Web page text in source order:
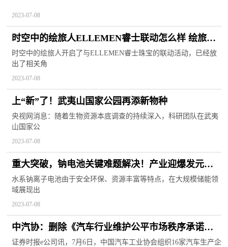
2023-07-08
时空中的绘旅人ELLEMEN睿士联动怎么样 绘旅人
ellemen联动海报一览
时空中的绘旅人开启了与ELLEMEN睿士珠宝的联动活动，已经放
出了相关角
2023-07-08
上“新”了！武夷山国家公园再添新物种
央视网消息：随着生物资源本底调查的持续深入，科研团队在武夷
山国家公
2023-07-08
重大突破，钠电池关键难题解决！产业迎爆发元
年，这些公司投产进度曝光，北上资金加码4股超亿
元
水系钠离子电池由于安全环保、资源丰富等特点，在大规模储能领
域展现出
2023-07-08
中汽协：删除《汽车行业维护公平市场秩序承诺
书》中表意不当条款
证券时报e公司讯，7月6日，中国汽车工业协会组织16家汽车生产企